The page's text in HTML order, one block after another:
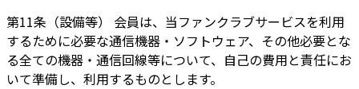
第11条（設備等） 会員は、当ファンクラブサービスを利用
するために必要な通信機器・ソフトウェア、その他必要とな
る全ての機器・通信回線等について、自己の費用と責任にお
いて準備し、利用するものとします。